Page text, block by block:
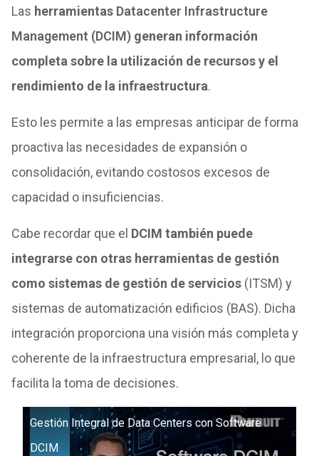
Las herramientas Datacenter Infrastructure
Management (DCIM)generan información
completa sobre la utilización de recursos y el
rendimiento de la infraestructura.
Esto les permite a las empresas anticipar de forma
proactiva las necesidades de expansión o
consolidación, evitando costosos excesos de
capacidad o insuficiencias.
Cabe recordar que el DCIM también puede
integrarse con otras herramientas de gestión
como sistemas de gestión de servicios(ITSM) y
sistemas de automatización edificios (BAS). Dicha
integración proporciona una visión más completa y
coherente de la infraestructura empresarial, lo que
facilita la toma de decisiones.
Gestión Integral de Data Centers con Software
DCIM